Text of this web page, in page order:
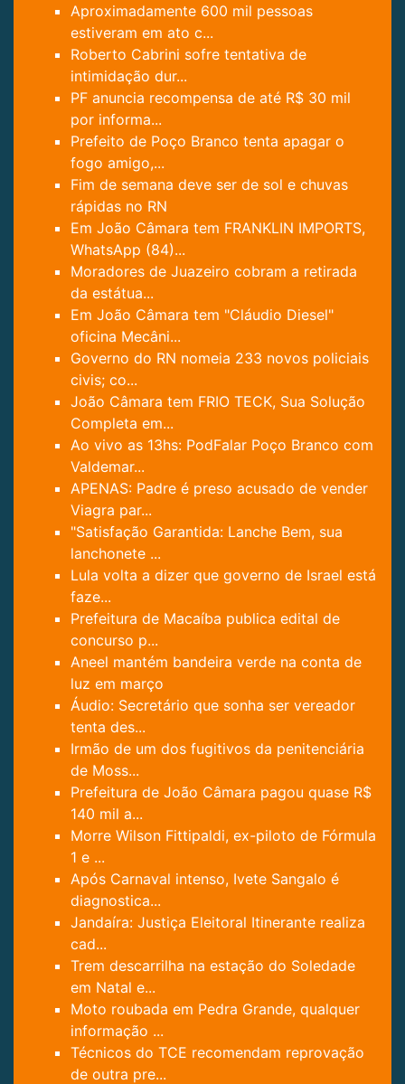
Aproximadamente 600 mil pessoas
estiveram em ato c...
Roberto Cabrini sofre tentativa de
intimidação dur...
PF anuncia recompensa de até R$ 30 mil
por informa...
Prefeito de Poço Branco tenta apagar o
fogo amigo,...
Fim de semana deve ser de sol e chuvas
rápidas no RN
Em João Câmara tem FRANKLIN IMPORTS,
WhatsApp (84)...
Moradores de Juazeiro cobram a retirada
da estátua...
Em João Câmara tem "Cláudio Diesel"
oficina Mecâni...
Governo do RN nomeia 233 novos policiais
civis; co...
João Câmara tem FRIO TECK, Sua Solução
Completa em...
Ao vivo as 13hs: PodFalar Poço Branco com
Valdemar...
APENAS: Padre é preso acusado de vender
Viagra par...
"Satisfação Garantida: Lanche Bem, sua
lanchonete ...
Lula volta a dizer que governo de Israel está
faze...
Prefeitura de Macaíba publica edital de
concurso p...
Aneel mantém bandeira verde na conta de
luz em março
Áudio: Secretário que sonha ser vereador
tenta des...
Irmão de um dos fugitivos da penitenciária
de Moss...
Prefeitura de João Câmara pagou quase R$
140 mil a...
Morre Wilson Fittipaldi, ex-piloto de Fórmula
1 e ...
Após Carnaval intenso, Ivete Sangalo é
diagnostica...
Jandaíra: Justiça Eleitoral Itinerante realiza
cad...
Trem descarrilha na estação do Soledade
em Natal e...
Moto roubada em Pedra Grande, qualquer
informação ...
Técnicos do TCE recomendam reprovação
de outra pre...